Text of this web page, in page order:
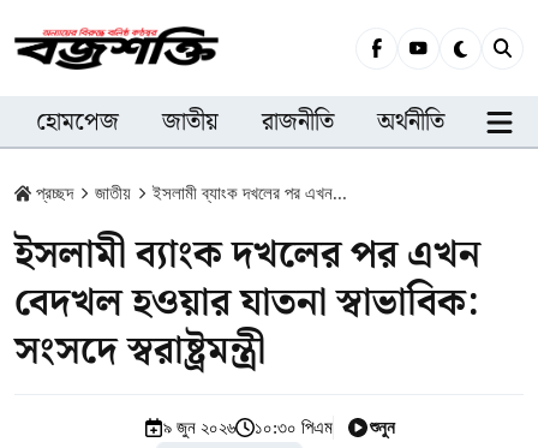
হোমপেজ জাতীয় রাজনীতি অর্থনীতি
প্রচ্ছদ জাতীয় ইসলামী ব্যাংক দখলের পর এখন...
ইসলামী ব্যাংক দখলের পর এখন
বেদখল হওয়ার যাতনা স্বাভাবিক:
সংসদে স্বরাষ্ট্রমন্ত্রী
৯ জুন ২০২৬ ১০:৩০ পিএম শুনুন